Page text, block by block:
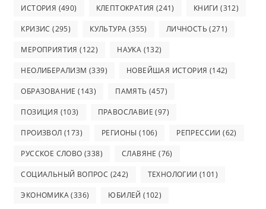
ИСТОРИЯ (490) КЛЕПТОКРАТИЯ (241) КНИГИ (312)
КРИЗИС (295) КУЛЬТУРА (355) ЛИЧНОСТЬ (271)
МЕРОПРИЯТИЯ (122) НАУКА (132)
НЕОЛИБЕРАЛИЗМ (339) НОВЕЙШАЯ ИСТОРИЯ (142)
ОБРАЗОВАНИЕ (143) ПАМЯТЬ (457)
ПОЗИЦИЯ (103) ПРАВОСЛАВИЕ (97)
ПРОИЗВОЛ (173) РЕГИОНЫ (106) РЕПРЕССИИ (62)
РУССКОЕ СЛОВО (338) СЛАВЯНЕ (76)
СОЦИАЛЬНЫЙ ВОПРОС (242) ТЕХНОЛОГИИ (101)
ЭКОНОМИКА(336) ЮБИЛЕЙ (102)